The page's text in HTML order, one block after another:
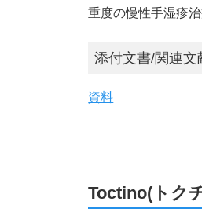
重度の慢性手湿疹
添付文書/関連文
資料
Toctino(トク